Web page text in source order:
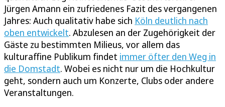
Jürgen Amann ein zufriedenes Fazit des vergangenen
Jahres: Auch qualitativ habe sich Köln deutlich nach
oben entwickelt. Abzulesen an der Zugehörigkeit der
Gäste zu bestimmten Milieus, vor allem das
kulturaffine Publikum findet immer öfter den Weg in
die Domstadt. Wobei es nicht nur um die Hochkultur
geht, sondern auch um Konzerte, Clubs oder andere
Veranstaltungen.